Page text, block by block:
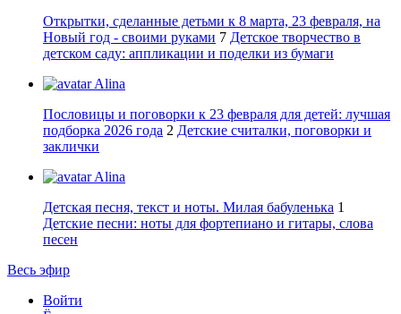
Открытки, сделанные детьми к 8 марта, 23 февраля, на
Новый год - своими руками 7 Детское творчество в
детском саду: аппликации и поделки из бумаги
Alina
Пословицы и поговорки к 23 февраля для детей: лучшая
подборка 2026 года 2 Детские считалки, поговорки и
заклички
Alina
Детская песня, текст и ноты. Милая бабуленька 1
Детские песни: ноты для фортепиано и гитары, слова
песен
Весь эфир
Войти